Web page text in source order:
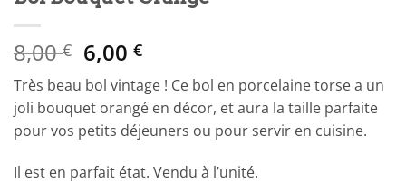
8,00€ Le
prix
initial
était :
8,00 €.
6,00€Le
prix
actuel
est :
6,00 €.
Très beau bol vintage ! Ce bol en porcelaine torse a un
joli bouquet orangé en décor, et aura la taille parfaite
pour vos petits déjeuners ou pour servir en cuisine.
Il est en parfait état. Vendu à l’unité.